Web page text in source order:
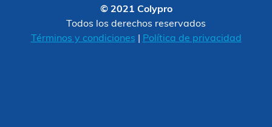
© 2021 Colypro
Todos los derechos reservados
Términos y condiciones
Política de privacidad